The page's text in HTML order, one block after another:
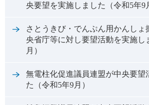
央要望を実施しました（令和5年9
さとうきび・でんぷん用かんしょ
央省庁等に対し要望活動を実施し
月）
無電柱化促進議員連盟が中央要望
た（令和5年9月）